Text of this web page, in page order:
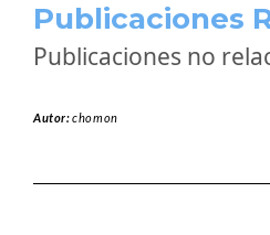
Publicaciones
Publicaciones no
Autor:chomon